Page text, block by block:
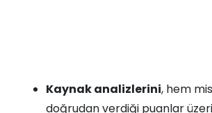
Kaynak analizlerini, hem
doğrudan verdiği puanlar